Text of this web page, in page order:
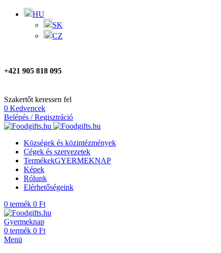
HU
SK
CZ
+421 905 818 095
Szakertőt keressen fel
0 Kedvencek
Belépés / Regisztráció
Községek és közintézmények
Cégek és szervezetek
TermékekGYERMEKNAP
Képek
Rólunk
Elérhetőségeink
0 termék 0 Ft
Gyermeknap
0 termék 0 Ft
Menü